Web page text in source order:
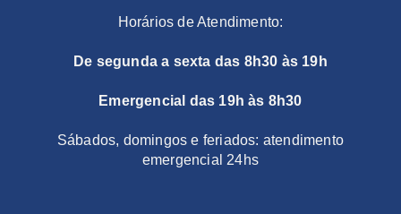
Horários de Atendimento:
De segunda a sexta das 8h30 às 19h
Emergencial das 19h às 8h30
Sábados, domingos e feriados: atendimento
emergencial 24hs